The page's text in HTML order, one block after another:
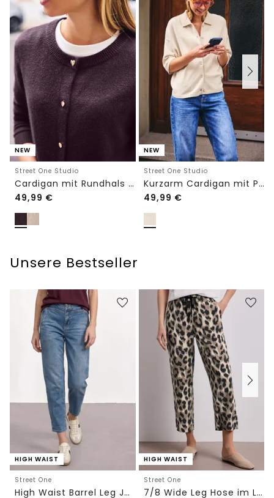
NEW
Street One Studio
Cardigan mit Rundhals und Knöpfen
49,99 €
NEW
Street One Studio
Kurzarm Cardigan mit Polokragen
49,99 €
Unsere Bestseller
HIGH WAIST
Street One
High Waist Barrel Leg Jeans im Loose Fit
HIGH WAIST
Street One
7/8 Wide Leg Hose im Loose Fit mit Print